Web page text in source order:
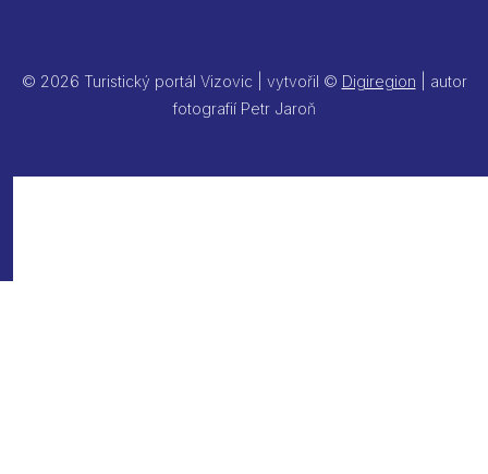
© 2026 Turistický portál Vizovic | vytvořil © Digiregion | autor
fotografií Petr Jaroň